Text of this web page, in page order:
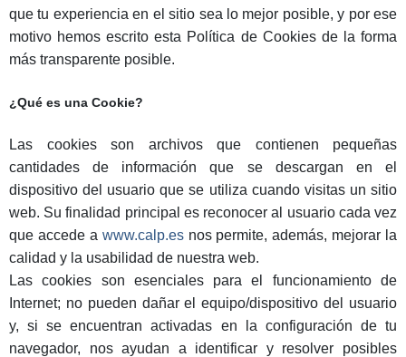
que tu experiencia en el sitio sea lo mejor posible, y por ese
motivo hemos escrito esta Política de Cookies de la forma
más transparente posible.
¿Qué es una Cookie?
Las cookies son archivos que contienen pequeñas
cantidades de información que se descargan en el
dispositivo del usuario que se utiliza cuando visitas un sitio
web. Su finalidad principal es reconocer al usuario cada vez
que accede a www.calp.esnos permite, además, mejorar la
calidad y la usabilidad de nuestra web.
Las cookies son esenciales para el funcionamiento de
Internet; no pueden dañar el equipo/dispositivo del usuario
y, si se encuentran activadas en la configuración de tu
navegador, nos ayudan a identificar y resolver posibles